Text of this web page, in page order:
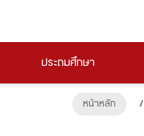
ประถมศึกษา
หน้าหลัก /